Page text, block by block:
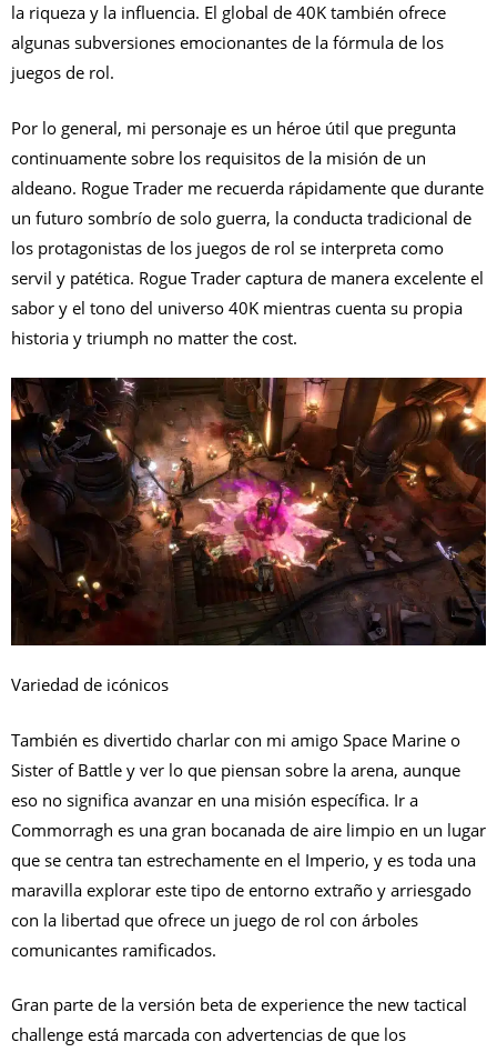
la riqueza y la influencia. El global de 40K también ofrece
algunas subversiones emocionantes de la fórmula de los
juegos de rol.
Por lo general, mi personaje es un héroe útil que pregunta
continuamente sobre los requisitos de la misión de un
aldeano. Rogue Trader me recuerda rápidamente que durante
un futuro sombrío de solo guerra, la conducta tradicional de
los protagonistas de los juegos de rol se interpreta como
servil y patética. Rogue Trader captura de manera excelente el
sabor y el tono del universo 40K mientras cuenta su propia
historia y triumph no matter the cost.
Variedad de icónicos
También es divertido charlar con mi amigo Space Marine o
Sister of Battle y ver lo que piensan sobre la arena, aunque
eso no significa avanzar en una misión específica. Ir a
Commorragh es una gran bocanada de aire limpio en un lugar
que se centra tan estrechamente en el Imperio, y es toda una
maravilla explorar este tipo de entorno extraño y arriesgado
con la libertad que ofrece un juego de rol con árboles
comunicantes ramificados.
Gran parte de la versión beta de experience the new tactical
challenge está marcada con advertencias de que los